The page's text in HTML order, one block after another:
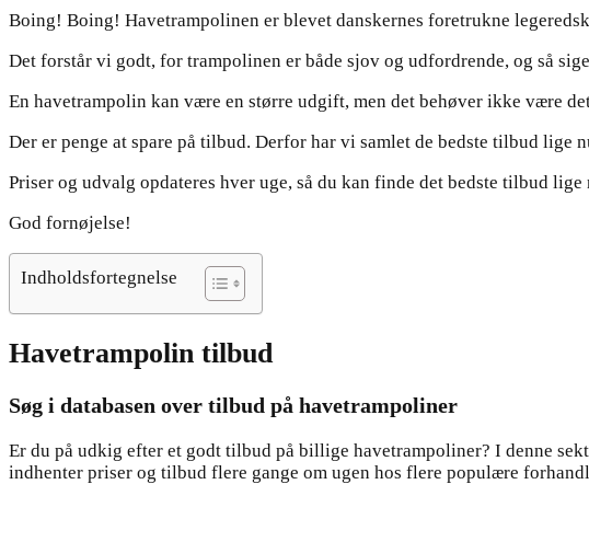
Boing! Boing! Havetrampolinen er blevet danskernes foretrukne
Det forstår vi godt, for trampolinen er både sjov og udfordrende, og så
En havetrampolin kan være en større udgift, men det behøver ikke være
Der er penge at spare på tilbud. Derfor har vi samlet de bedste tilbud lige
Priser og udvalg opdateres hver uge, så du kan finde det bedste tilbud lige
God fornøjelse!
Indholdsfortegnelse
Havetrampolin tilbud
Søg i databasen over tilbud på havetrampoliner
Er du på udkig efter et godt tilbud på billige havetrampoliner? I denne
indhenter priser og tilbud flere gange om ugen hos flere populære